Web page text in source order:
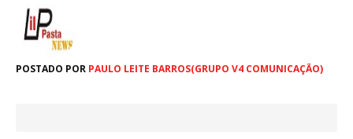
POSTADO POR PAULO LEITE BARROS(GRUPO V4 COMUNICAÇÃO)